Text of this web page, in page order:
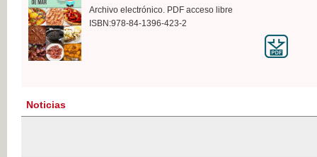
Archivo electrónico. PDF acceso libre
ISBN:978-84-1396-423-2
Noticias